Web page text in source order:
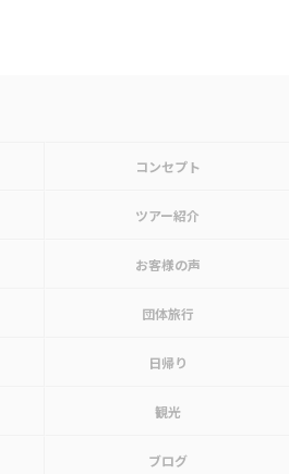
コンセプト
ツアー紹介
お客様の声
団体旅行
日帰り
観光
ブログ